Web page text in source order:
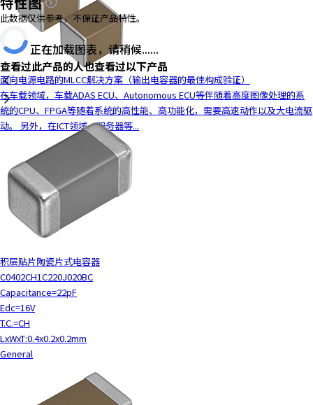
面向电源电路的MLCC解决方案（输出电容器的最佳构成验证）
在车载领域，车载ADAS ECU、Autonomous ECU等伴随着高度图像处理的系
统的CPU、FPGA等随着系统的高性能、高功能化，需要高速动作以及大电流驱
动。 另外，在ICT领域，服务器等...
此数据仅供参考，不保证产品特性。
正在加载图表，请稍候......
查看过此产品的人也查看过以下产品
积层贴片陶瓷片式电容器
C0402CH1C220J020BC
Capacitance=22pF
Edc=16V
T.C.=CH
LxWxT:0.4x0.2x0.2mm
General